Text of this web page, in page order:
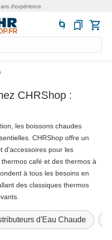
produits
CHRShop :
les boissons chaudes
CHRShop offre un
d'accessoires pour les
café et des thermos à
à tous les besoins en
des classiques thermos
d'Eau Chaude